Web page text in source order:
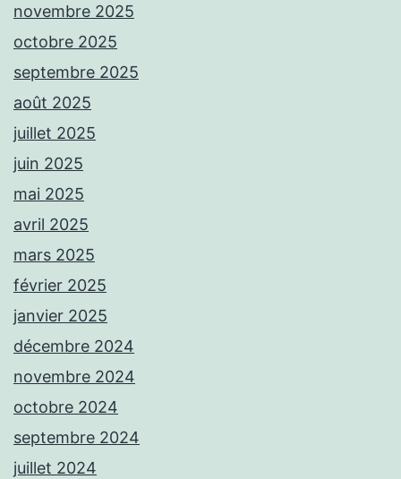
novembre 2025
octobre 2025
septembre 2025
août 2025
juillet 2025
juin 2025
mai 2025
avril 2025
mars 2025
février 2025
janvier 2025
décembre 2024
novembre 2024
octobre 2024
septembre 2024
juillet 2024